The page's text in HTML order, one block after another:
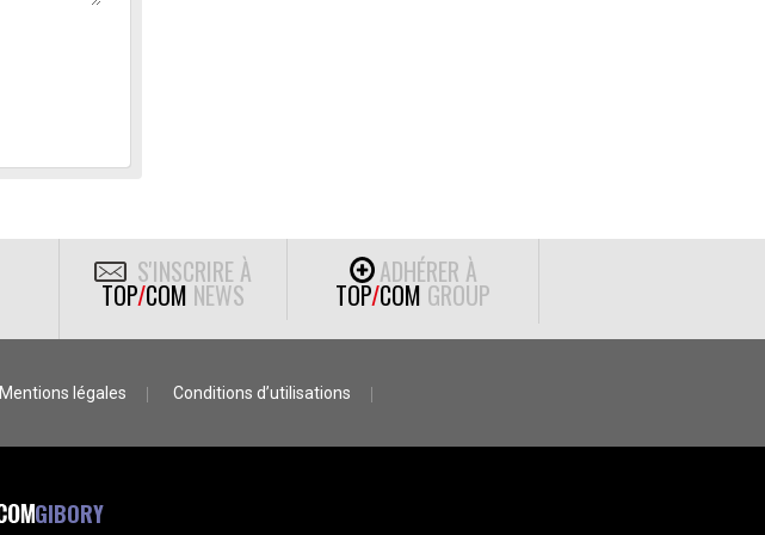
S'INSCRIRE À
TOP/COM NEWS
ADHÉRER À
TOP/COM GROUP
Mentions légales Conditions d’utilisations
GIBORY